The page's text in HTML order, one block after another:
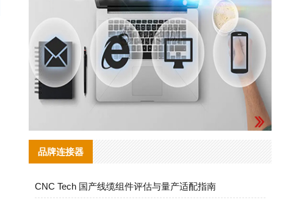
品牌连接器
CNC Tech 国产线缆组件评估与量产适配指南